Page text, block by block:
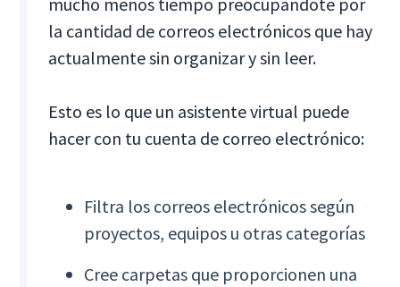
la cantidad de correos electrónicos que hay
actualmente sin organizar y sin leer.
Esto es lo que un asistente virtual puede
hacer con tu cuenta de correo electrónico:
Filtra los correos electrónicos según
proyectos, equipos u otras categorías
Cree carpetas que proporcionen una